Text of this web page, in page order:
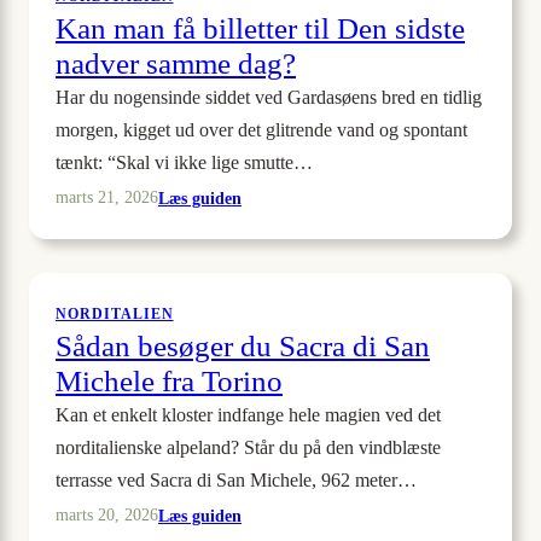
Kan man få billetter til Den sidste
nadver samme dag?
Har du nogensinde siddet ved Gardasøens bred en tidlig
morgen, kigget ud over det glitrende vand og spontant
tænkt: “Skal vi ikke lige smutte…
marts 21, 2026Læs guiden
til
Den
sidste
nadver
samme
dag?
NORDITALIEN
Sådan besøger du Sacra di San
Michele fra Torino
Kan et enkelt kloster indfange hele magien ved det
norditalienske alpeland? Står du på den vindblæste
terrasse ved Sacra di San Michele, 962 meter…
marts 20, 2026Læs guiden